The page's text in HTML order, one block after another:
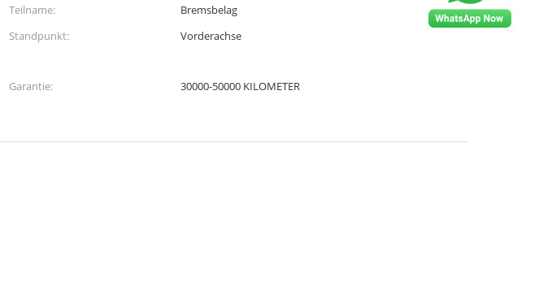
Teilname:
Bremsbelag
Standpunkt: Vorderachse
Garantie:
30000-50000 KILOMETER